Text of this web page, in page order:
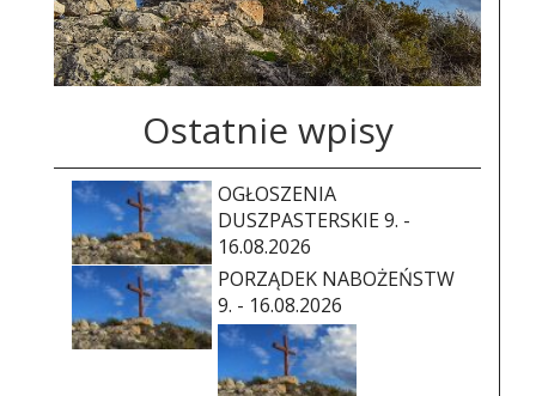
Ostatnie wpisy
OGŁOSZENIA
DUSZPASTERSKIE 9. -
16.08.2026
PORZĄDEK NABOŻEŃSTW
9. - 16.08.2026